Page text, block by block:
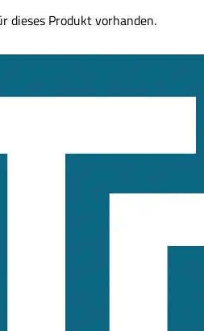
dieses Produkt vorhanden.